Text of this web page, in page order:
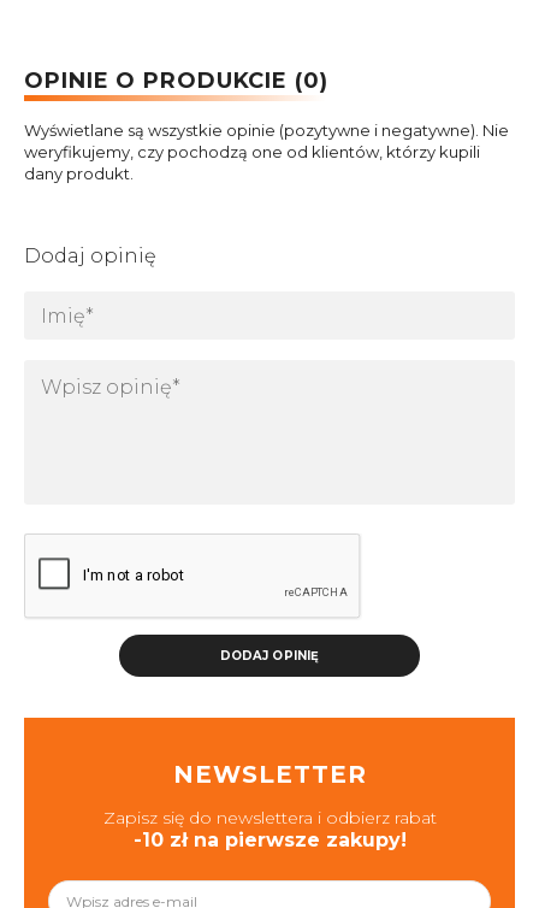
OPINIE O PRODUKCIE (0)
Wyświetlane są wszystkie opinie (pozytywne i negatywne). Nie
weryfikujemy, czy pochodzą one od klientów, którzy kupili
dany produkt.
Dodaj opinię
DODAJ OPINIĘ
NEWSLETTER
Zapisz się do newslettera i odbierz rabat
-10 zł na pierwsze zakupy!